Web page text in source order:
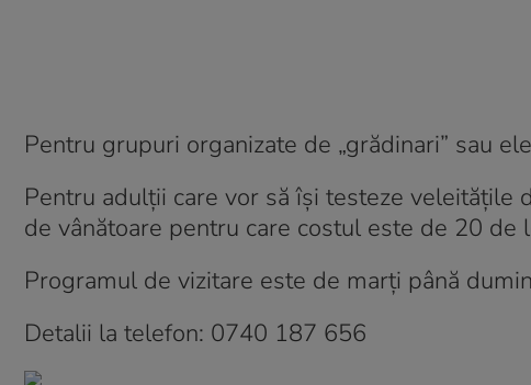
Pentru grupuri organizate de „grădinari” sau
Pentru adulții care vor să își testeze
de vânătoare pentru care costul este de 20 de
Programul de vizitare este de marți până
Detalii la telefon: 0740 187 656